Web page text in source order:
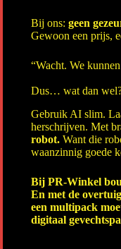
Bij ons: geen
Gewoon een prijs,
“Wacht. We
Dus… wat dan
Gebruik AI slim.
herschrijven. Met
robot. Want die
waanzinnig goede
Bij PR-Winkel
En met de
een multipack
digitaal